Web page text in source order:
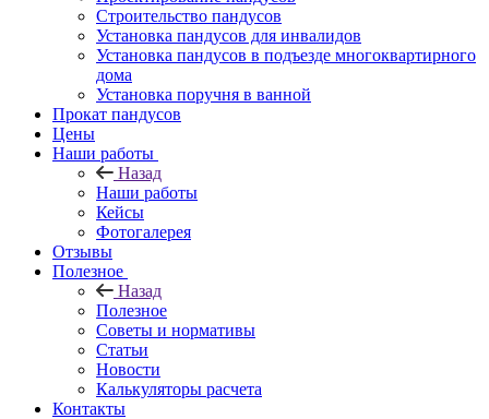
Строительство пандусов
Установка пандусов для инвалидов
Установка пандусов в подъезде многоквартирного
дома
Установка поручня в ванной
Прокат пандусов
Цены
Наши работы
Назад
Наши работы
Кейсы
Фотогалерея
Отзывы
Полезное
Назад
Полезное
Советы и нормативы
Статьи
Новости
Калькуляторы расчета
Контакты